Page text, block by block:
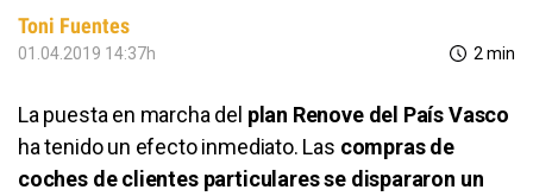
Toni Fuentes
01.04.2019 14:37h 2 min
La puesta en marcha del plan Renove del País Vasco
ha tenido un efecto inmediato. Las compras de
coches de clientes particulares se dispararon un